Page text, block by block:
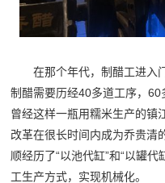
在那个年代，制醋工进入
制醋需要历经40多道工序，
曾经这样一瓶用糯米生产的镇
改革在很长时间内成为乔贵清
顺经历了“以池代缸”和“以罐
工生产方式，实现机械化。